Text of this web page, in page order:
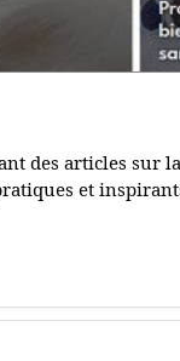
des articles sur
et